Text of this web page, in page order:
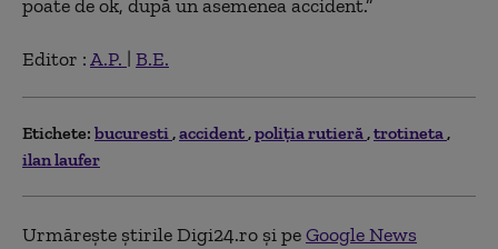
poate de ok, după un asemenea accident.”
Editor :A.P. | B.E.
Etichete: bucuresti accident poliția rutieră trotineta
ilan laufer
Urmărește știrile Digi24.ro și peGoogle News